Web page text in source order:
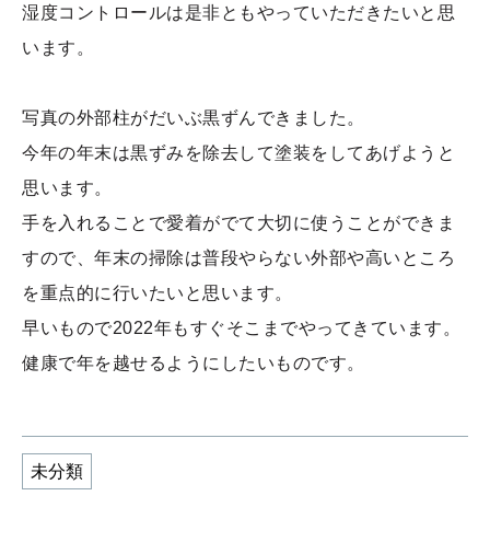
湿度コントロールは是非ともやっていただきたいと思
います。
写真の外部柱がだいぶ黒ずんできました。
今年の年末は黒ずみを除去して塗装をしてあげようと
思います。
手を入れることで愛着がでて大切に使うことができま
すので、年末の掃除は普段やらない外部や高いところ
を重点的に行いたいと思います。
早いもので2022年もすぐそこまでやってきています。
健康で年を越せるようにしたいものです。
未分類